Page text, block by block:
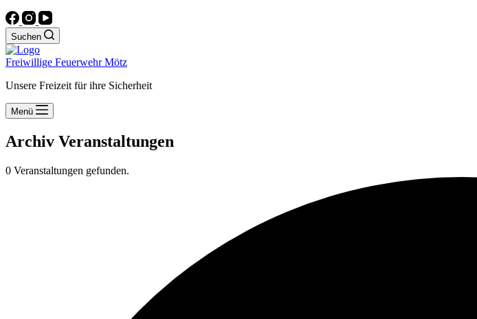
Suchen
Freiwillige Feuerwehr Mötz
Unsere Freizeit für ihre Sicherheit
Menü
Archiv Veranstaltungen
0 Veranstaltungen gefunden.